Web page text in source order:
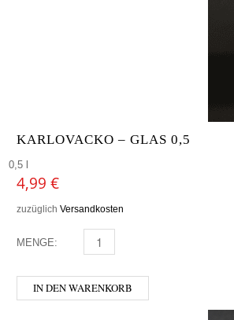
KARLOVACKO – GLAS 0,5
0,5 l
4,99 €
zuzüglich Versandkosten
MENGE: KARLOVACKO - GLAS 0,5 MENGE
IN DEN WARENKORB